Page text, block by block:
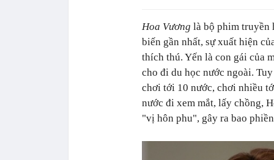
Hoa Vương là bộ phim truyền
biến gần nhất, sự xuất hiện
thích thú. Yến là con gái của
cho đi du học nước ngoài.
chơi tới 10 nước, chơi nhiều
nước đi xem mắt, lấy chồng,
"vị hôn phu", gây ra bao